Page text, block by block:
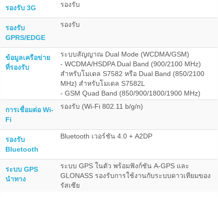
รองรับ 3G รองรับ
รองรับ
GPRS/EDGE
รองรับ
ข้อมูลเครือข่าย
ที่รองรับ
ระบบสัญญาณ Dual Mode (WCDMA/GSM)
- WCDMA/HSDPA Dual Band (900/2100 MHz)
สำหรับโมเดล S7582 หรือ Dual Band (850/2100
MHz) สำหรับโมเดล S7582L
- GSM Quad Band (850/900/1800/1900 MHz)
การเชื่อมต่อ Wi-
Fi
รองรับ (Wi-Fi 802.11 b/g/n)
รองรับ
Bluetooth
Bluetooth เวอร์ชัน 4.0 + A2DP
ระบบ GPS
นำทาง
ระบบ GPS ในตัว พร้อมฟังก์ชัน A-GPS และ
GLONASS รองรับการใช้งานกับระบบดาวเทียมของ
รัสเซีย